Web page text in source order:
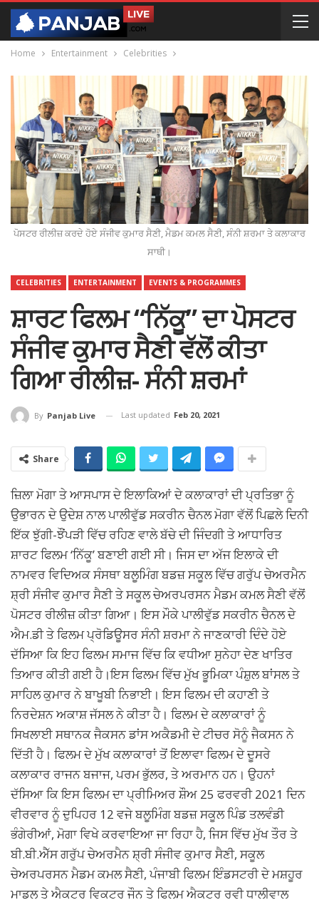
Home Entertainment Celebrities
ਪੋਸਟਰ ਰੀਲੀਜ਼ ਕਰਦੇ ਹੋਏ ਸੰਜੀਵ ਕੁਮਾਰ ਸੈਣੀ, ਮੈਡਮ ਕਮਲ ਸੈਣੀ, ਸੰਨੀ ਸ਼ਰਮਾ ਤੇ ਕਲਾਕਾਰ
ਸਾਥੀ।
CELEBRITIES ENTERTAINMENT EVENTS & PROGRAMMES
ਸ਼ਾਰਟ ਫਿਲਮ “ਨਿੱਕੂ” ਦਾ ਪੋਸਟਰ
ਸੰਜੀਵ ਕੁਮਾਰ ਸੈਣੀ ਵੱਲੋਂ ਕੀਤਾ
ਗਿਆ ਰੀਲੀਜ਼- ਸੰਨੀ ਸ਼ਰਮਾਂ
By Panjab Live Last updated Feb 20, 2021
Share
ਜ਼ਿਲਾ ਮੋਗਾ ਤੇ ਆਸਪਾਸ ਦੇ ਇਲਾਕਿਆਂ ਦੇ ਕਲਾਕਾਰਾਂ ਦੀ ਪ੍ਰਤਿਭਾ ਨੂੰ
ਉਭਾਰਨ ਦੇ ਉਦੇਸ਼ ਨਾਲ ਪਾਲੀਵੁੱਡ ਸਕਰੀਨ ਚੈਨਲ ਮੋਗਾ ਵੱਲੋਂ ਪਿਛਲੇ ਦਿਨੀ
ਇੱਕ ਝੁੱਗੀ-ਝੌਂਪੜੀ ਵਿੱਚ ਰਹਿਣ ਵਾਲੇ ਬੱਚੇ ਦੀ ਜਿੰਦਗੀ ਤੇ ਆਧਾਰਿਤ
ਸ਼ਾਰਟ ਫਿਲਮ ‘ਨਿੱਕੂ’ ਬਣਾਈ ਗਈ ਸੀ। ਜਿਸ ਦਾ ਅੱਜ ਇਲਾਕੇ ਦੀ
ਨਾਮਵਰ ਵਿਦਿਅਕ ਸੰਸਥਾ ਬਲੂਮਿੰਗ ਬਡਜ਼ ਸਕੂਲ ਵਿੱਚ ਗਰੁੱਪ ਚੇਅਰਮੈਨ
ਸ਼੍ਰੀ ਸੰਜੀਵ ਕੁਮਾਰ ਸੈਣੀ ਤੇ ਸਕੂਲ ਚੇਅਰਪਰਸਨ ਮੈਡਮ ਕਮਲ ਸੈਣੀ ਵੱਲੋਂ
ਪੋਸਟਰ ਰੀਲੀਜ਼ ਕੀਤਾ ਗਿਆ। ਇਸ ਮੌਕੇ ਪਾਲੀਵੁੱਡ ਸਕਰੀਨ ਚੈਨਲ ਦੇ
ਐਮ.ਡੀ ਤੇ ਫਿਲਮ ਪ੍ਰੋਡਿਊਸਰ ਸੰਨੀ ਸ਼ਰਮਾ ਨੇ ਜਾਣਕਾਰੀ ਦਿੰਦੇ ਹੋਏ
ਦੱਸਿਆ ਕਿ ਇਹ ਫਿਲਮ ਸਮਾਜ ਵਿੱਚ ਕਿ ਵਧੀਆ ਸੁਨੇਹਾ ਦੇਣ ਖਾਤਿਰ
ਤਿਆਰ ਕੀਤੀ ਗਈ ਹੈ।ਇਸ ਫਿਲਮ ਵਿੱਚ ਮੁੱਖ ਭੂਮਿਕਾ ਪੰਸ਼ੁਲ ਬਾਂਸਲ ਤੇ
ਸਾਹਿਲ ਕੁਮਾਰ ਨੇ ਬਾਖੂਬੀ ਨਿਭਾਈ। ਇਸ ਫਿਲਮ ਦੀ ਕਹਾਣੀ ਤੇ
ਨਿਰਦੇਸ਼ਨ ਅਕਾਸ਼ ਜੱਸਲ ਨੇ ਕੀਤਾ ਹੈ। ਫਿਲਮ ਦੇ ਕਲਾਕਾਰਾਂ ਨੂੰ
ਸਿਖਲਾਈ ਸਥਾਨਕ ਜੈਕਸਨ ਡਾਂਸ ਅਕੈਡਮੀ ਦੇ ਟੀਚਰ ਸੋਨੂੰ ਜੈਕਸਨ ਨੇ
ਦਿੱਤੀ ਹੈ। ਫਿਲਮ ਦੇ ਮੁੱਖ ਕਲਾਕਾਰਾਂ ਤੋਂ ਇਲਾਵਾ ਫਿਲਮ ਦੇ ਦੂਸਰੇ
ਕਲਾਕਾਰ ਰਾਜਨ ਬਜਾਜ, ਪਰਮ ਭੁੱਲਰ, ਤੇ ਅਰਮਾਨ ਹਨ। ਉਹਨਾਂ
ਦੱਸਿਆ ਕਿ ਇਸ ਫਿਲਮ ਦਾ ਪ੍ਰੀਮਿਅਰ ਸ਼ੌਅ 25 ਫਰਵਰੀ 2021 ਦਿਨ
ਵੀਰਵਾਰ ਨੂੰ ਦੁਪਿਹਰ 12 ਵਜੇ ਬਲੂਮਿੰਗ ਬਡਜ਼ ਸਕੂਲ ਪਿੰਡ ਤਲਵੰਡੀ
ਭੰਗੇਰੀਆਂ, ਮੋਗਾ ਵਿਖੇ ਕਰਵਾਇਆ ਜਾ ਰਿਹਾ ਹੈ, ਜਿਸ ਵਿੱਚ ਮੁੱਖ ਤੌਰ ਤੇ
ਬੀ.ਬੀ.ਐੱਸ ਗਰੁੱਪ ਚੇਅਰਮੈਨ ਸ਼੍ਰੀ ਸੰਜੀਵ ਕੁਮਾਰ ਸੈਣੀ, ਸਕੂਲ
ਚੇਅਰਪਰਸਨ ਮੈਡਮ ਕਮਲ ਸੈਣੀ, ਪੰਜਾਬੀ ਫਿਲਮ ਇੰਡਸਟਰੀ ਦੇ ਮਸ਼ਹੂਰ
ਮਾਡਲ ਤੇ ਐਕਟਰ ਵਿਕਟਰ ਜੌਨ ਤੇ ਫਿਲਮ ਐਕਟਰ ਰਵੀ ਧਾਲੀਵਾਲ